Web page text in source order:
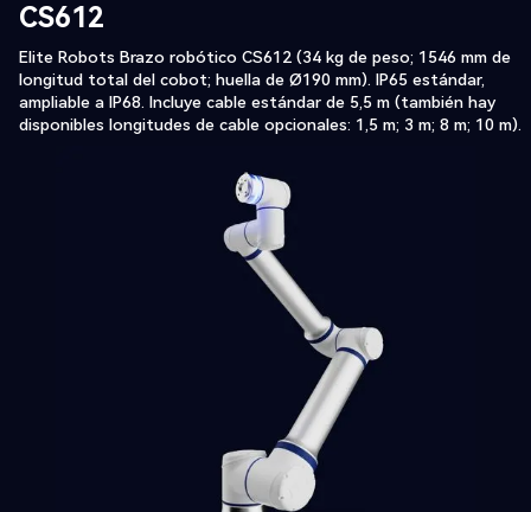
CS612
‍Elite Robots Brazo robótico CS612 (34 kg de peso; 1546 mm de
longitud total del cobot; huella de Ø190 mm). IP65 estándar,
ampliable a IP68. Incluye cable estándar de 5,5 m (también hay
disponibles longitudes de cable opcionales: 1,5 m; 3 m; 8 m; 10 m).